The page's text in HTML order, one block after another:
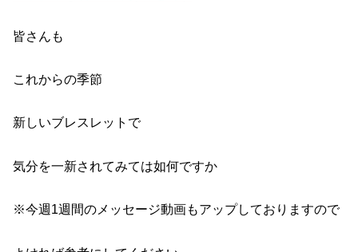
皆さんも
これからの季節
新しいブレスレットで
気分を一新されてみては如何ですか
※今週1週間のメッセージ動画もアップしておりますので